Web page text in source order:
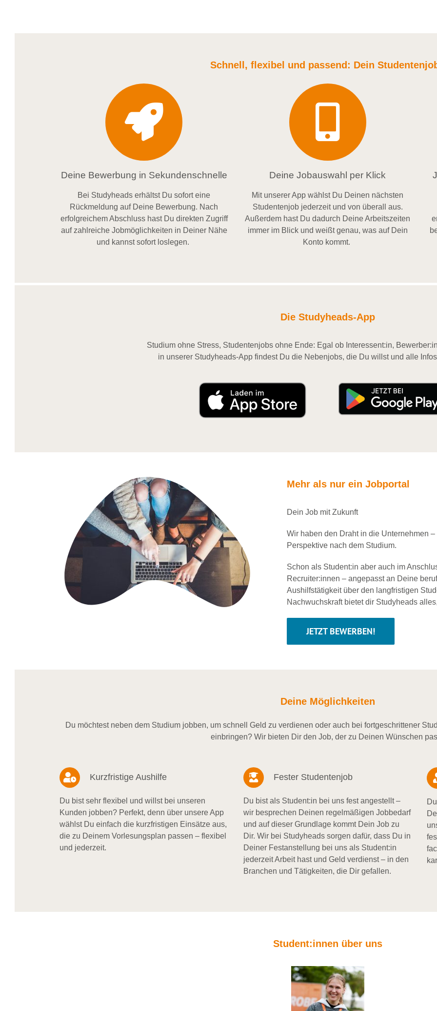
Schnell, flexibel und passend: Dein Student
Deine Bewerbung in Sekundenschnelle
Bei Studyheads erhältst Du sofort eine
Rückmeldung auf Deine Bewerbung. Nach
erfolgreichem Abschluss hast Du direkten Zugriff
auf zahlreiche Jobmöglichkeiten in Deiner Nähe
und kannst sofort loslegen.
Deine Jobauswahl per Klick
Mit unserer App wählst Du Deinen nächsten
Studentenjob jederzeit und von überall aus.
Außerdem hast Du dadurch Deine Arbeitszeiten
immer imBlick und weißtgenau, was auf Dein
Konto kommt.
Die Studyheads-App
Studium ohne Stress, Studentenjobs ohne Ende: Egal ob Interessent:in,
in unserer Studyheads-App findest Du die Nebenjobs, die Du willst und alle
Mehr als nur ein Jobportal
Dein Job mit Zukunft
Wir haben den Draht in die Unternehmen
Perspektive nach dem Studium.
Schon als Student:in aber auch im
Recruiter:innen – angepasst an Deine
Aushilfstätigkeit über den langfristigen
Nachwuchskraft bietet dir Studyheads
JETZT BEWERBEN!
Deine Möglichkeiten
Du möchtest neben dem Studium jobben, um schnell Geld zu verdienen oder auch bei fortgeschrittener
einbringen? Wir bieten Dir den Job, der zu Deinen Wünschen
Kurzfristige Aushilfe
Du bist sehr flexibel und willst bei unseren
Kunden jobben? Perfekt, denn über unsere App
wählst Du einfach die kurzfristigen Einsätze aus,
die zu Deinem Vorlesungsplan passen – flexibel
und jederzeit.
Fester Studentenjob
Du bist als Student:in bei uns fest angestellt –
wir besprechen Deinen regelmäßigen Jobbedarf
und auf dieser Grundlage kommt Dein Job zu
Dir. Wir bei Studyheads sorgen dafür, dass Du in
Deiner Festanstellung bei uns als Student:in
jederzeit Arbeit hast und Geld verdienst – in den
Branchen und Tätigkeiten, die Dir gefallen.
Student:innen über uns